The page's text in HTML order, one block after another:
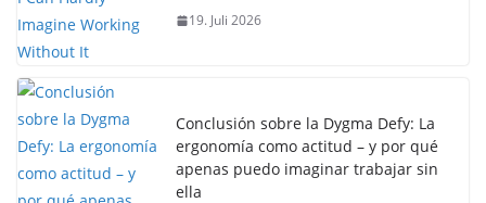
19. Juli 2026
Conclusión sobre la Dygma Defy: La
ergonomía como actitud – y por qué
apenas puedo imaginar trabajar sin
ella